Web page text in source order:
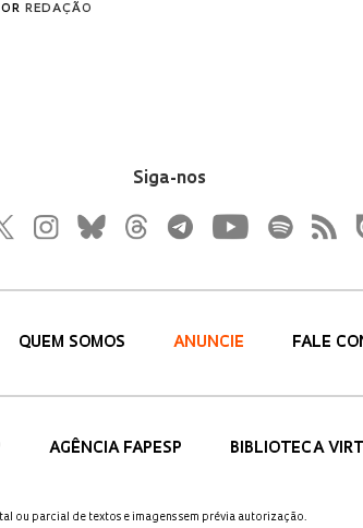
Siga-nos
QUEM SOMOS ANUNCIE FALE
AGÊNCIA FAPESP BIBLIOTECA
ou parcial de textos e imagens sem prévia autorização.